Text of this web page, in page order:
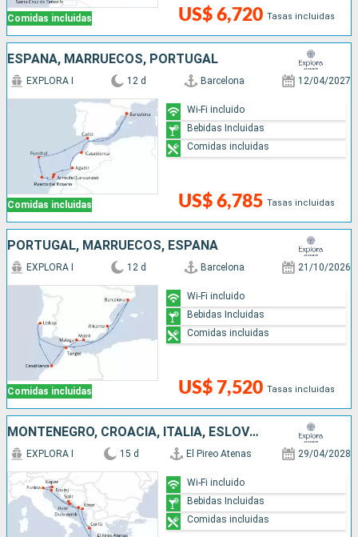
Comidas incluidas US$ 6,720 Tasas incluidas
ESPAÑA, MARRUECOS, PORTUGAL
Comidas incluidas
EXPLORA I 12 d Barcelona 12/04/2027
US$ 6,785 Tasas incluidas
Wi-Fi incluido
Bebidas Incluidas
Comidas incluidas
PORTUGAL, MARRUECOS, ESPAÑA
Comidas incluidas
EXPLORA I 12 d Barcelona 21/10/2026
US$ 7,520 Tasas incluidas
Wi-Fi incluido
Bebidas Incluidas
Comidas incluidas
MONTENEGRO, CROACIA, ITALIA, ESLOVENIA, GRECIA
EXPLORA I 15 d El Pireo Atenas 29/04/2028
Wi-Fi incluido
Bebidas Incluidas
Comidas incluidas